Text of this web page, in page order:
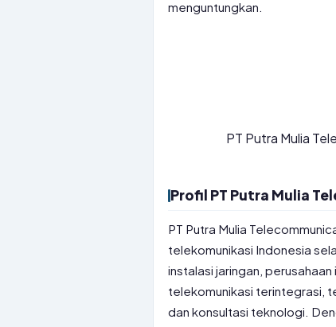
menguntungkan.
PT Putra Mulia
Profil PT Putra Mulia
PT Putra Mulia
telekomunikasi Indonesia
instalasi jaringan,
telekomunikasi terintegrasi,
dan konsultasi teknologi.